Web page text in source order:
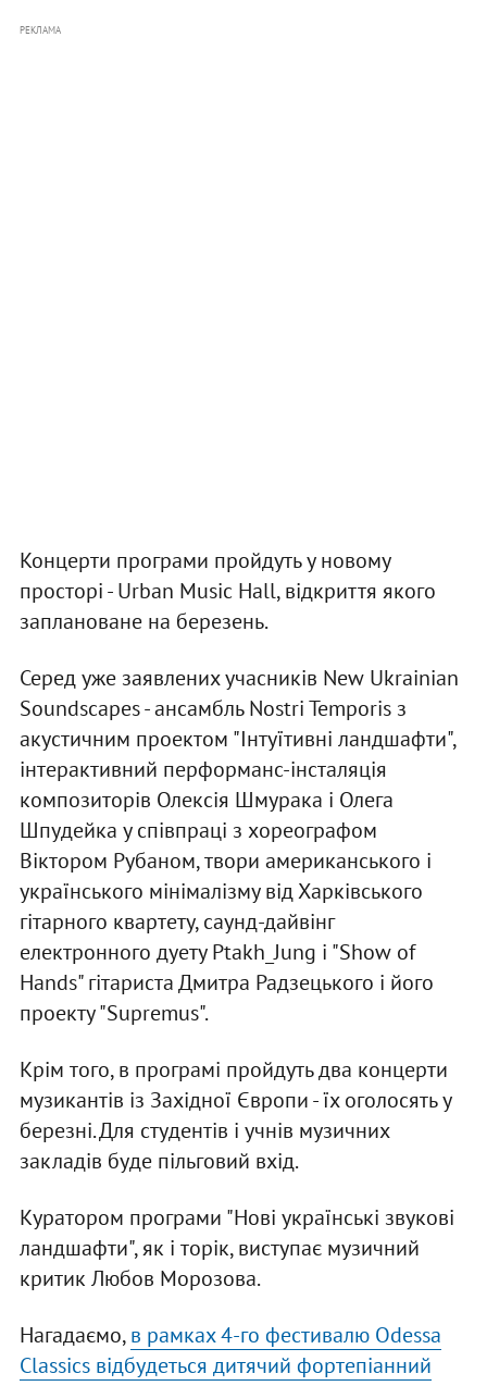
РЕКЛАМА
Концерти програми пройдуть у новому
просторі - Urban Music Hall, відкриття якого
заплановане на березень.
Серед уже заявлених учасників New Ukrainian
Soundscapes - ансамбль Nostri Temporis з
акустичним проектом "Інтуїтивні ландшафти",
інтерактивний перформанс-інсталяція
композиторів Олексія Шмурака і Олега
Шпудейка у співпраці з хореографом
Віктором Рубаном, твори американського і
українського мінімалізму від Харківського
гітарного квартету, саунд-дайвінг
електронного дуету Ptakh_Jung і "Show of
Hands" гітариста Дмитра Радзецького і його
проекту "Supremus".
Крім того, в програмі пройдуть два концерти
музикантів із Західної Європи - їх оголосять у
березні. Для студентів і учнів музичних
закладів буде пільговий вхід.
Куратором програми "Нові українські звукові
ландшафти", як і торік, виступає музичний
критик Любов Морозова.
Нагадаємо,в рамках 4-го фестивалю Odessa
Classics відбудеться дитячий фортепіанний